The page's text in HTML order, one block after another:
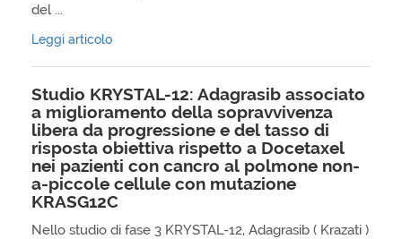
del ...
Leggi articolo
Studio KRYSTAL-12: Adagrasib associato
a miglioramento della sopravvivenza
libera da progressione e del tasso di
risposta obiettiva rispetto a Docetaxel
nei pazienti con cancro al polmone non-
a-piccole cellule con mutazione
KRASG12C
Nello studio di fase 3 KRYSTAL-12, Adagrasib ( Krazati )